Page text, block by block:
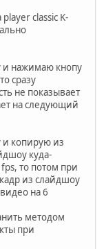
classic K-
и нажимаю кнопу
сразу
не показывает
на следующий
и копирую из
куда-
то потом при
из слайдшоу
на 6
методом
при